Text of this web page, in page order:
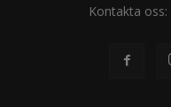
Kontakta oss: